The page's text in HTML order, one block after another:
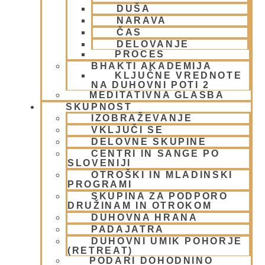
DUŠA
NARAVA
ČAS
DELOVANJE
PROCES
BHAKTI AKADEMIJA
KLJUČNE VREDNOTE
NA DUHOVNI POTI 2
MEDITATIVNA GLASBA
SKUPNOST
IZOBRAŽEVANJE
VKLJUČI SE
DELOVNE SKUPINE
CENTRI IN SANGE PO
SLOVENIJI
OTROŠKI IN MLADINSKI
PROGRAMI
SKUPINA ZA PODPORO
DRUŽINAM IN OTROKOM
DUHOVNA HRANA
PADAJATRA
DUHOVNI UMIK POHORJE
(RETREAT)
PODARI DOHODNINO
(10)
Gita mahatmja
Gledališke igre(1)
(8)
Iskcon po svetu
Jatra Javornik 2008(1)
Juhe(4)
Karma, reinkarnacija in bhakti(8)
Krišna – vrhovna božanska oseba(7)
KRIŠNA BAZAR(1)
Krišnove inkarnacije(11)
Meditacija (9)
MORALA IN ETIKA(5)
Napitki – topli(1)
Napovednik (10)
Nedeljska predavanja in festivali(1)
Nove knjige
(6)
Novice iz skupnosti (1)
Obiski fakultete – šole(6)